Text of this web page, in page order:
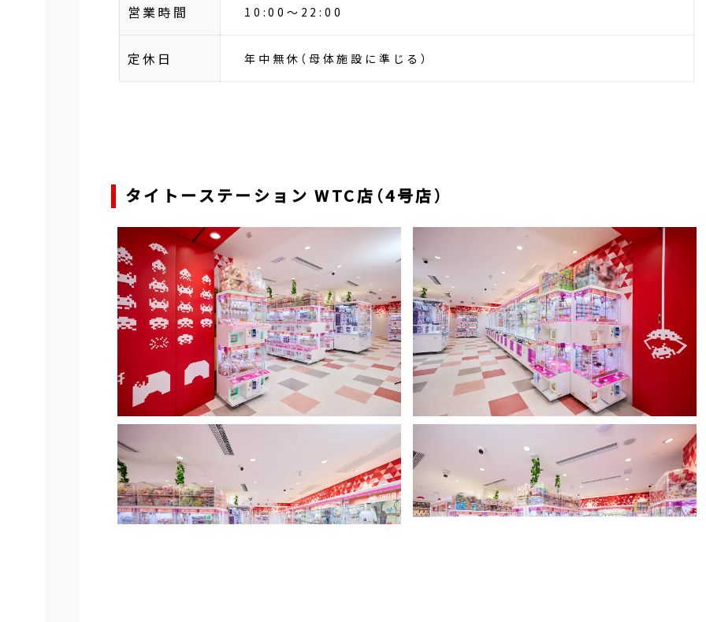
営業時間 10:00～22:00
定休日 年中無休（母体施設に準じる）
タイトーステーション WTC店（4号店）